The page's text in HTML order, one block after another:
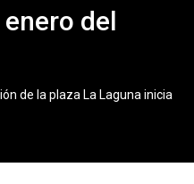
del
de la plaza La Laguna inicia